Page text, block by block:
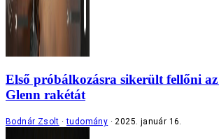
Első próbálkozásra sikerült fellőni
Glenn rakétát
Bodnár Zsolt tudomány 2025. január 16.